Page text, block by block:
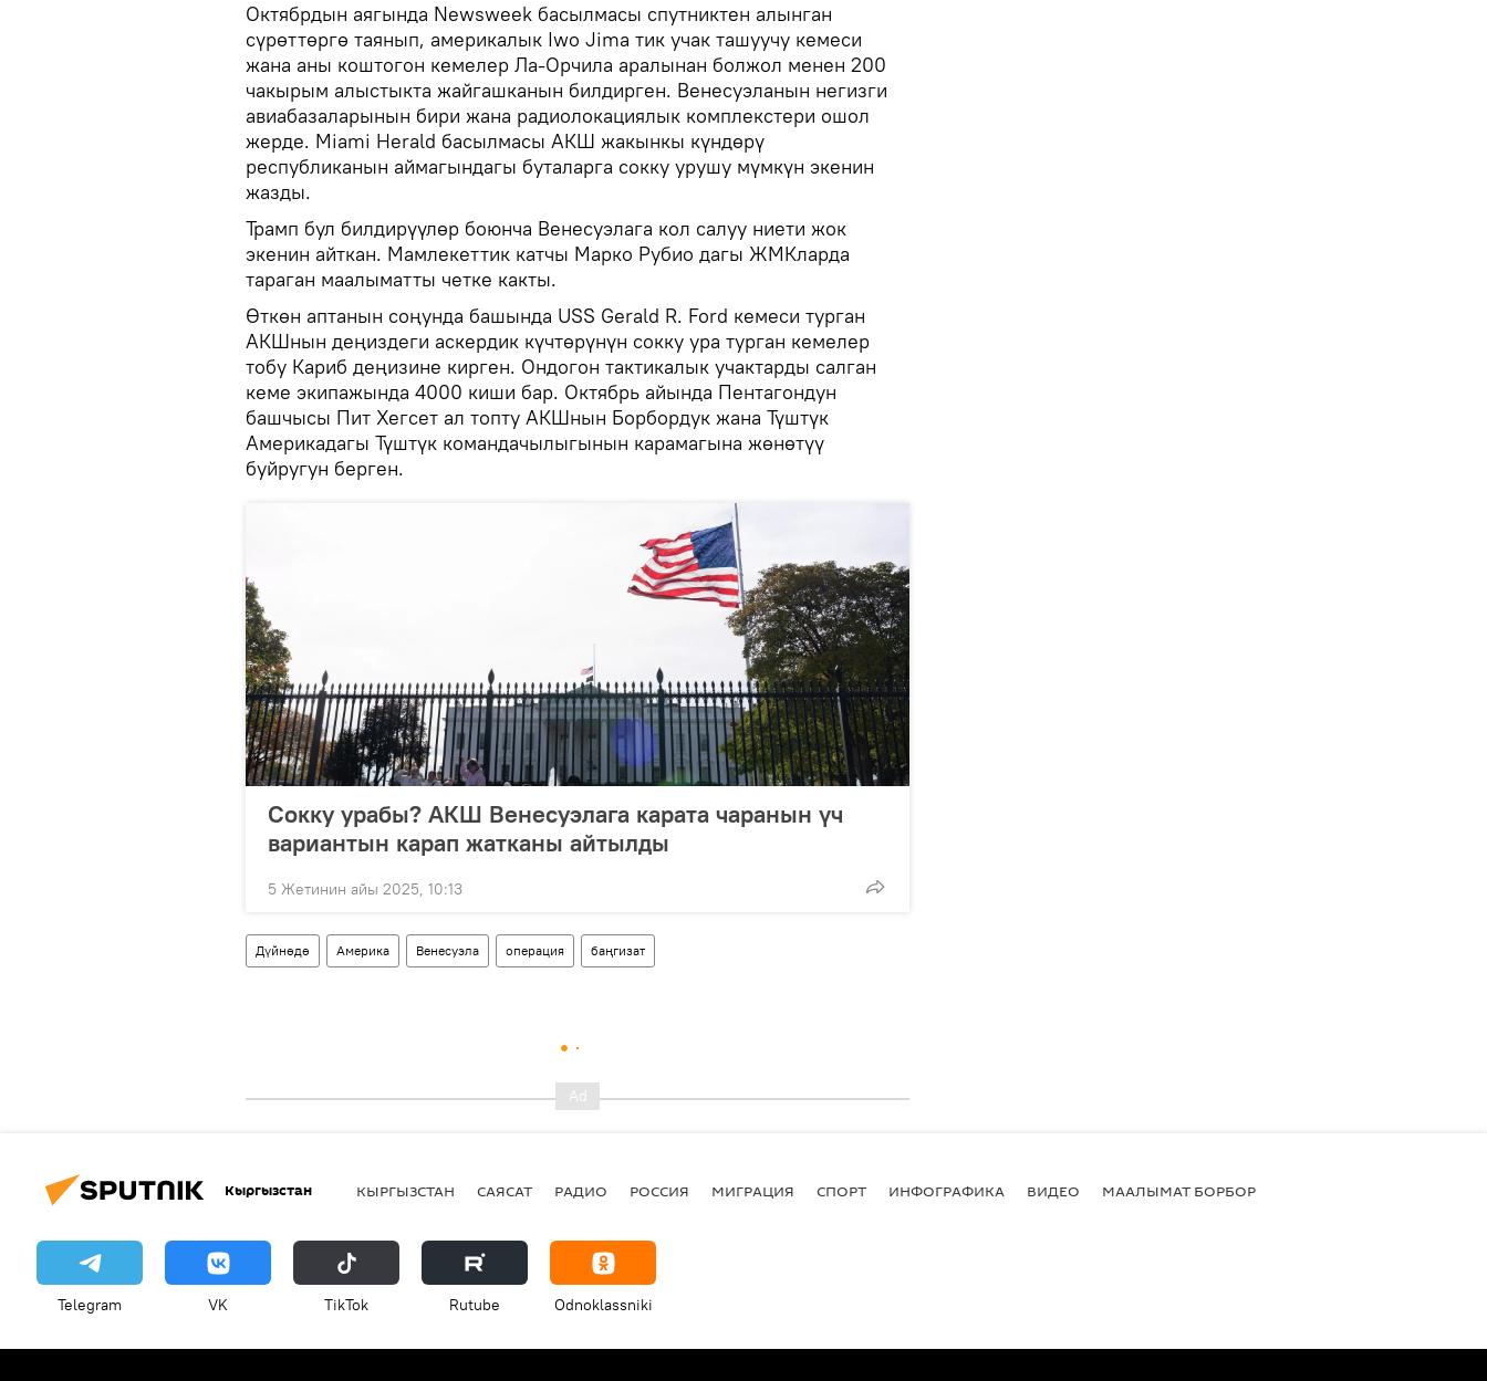
Октябрдын аягында Newsweek басылмасы спутниктен алынган
сүрөттөргө таянып, америкалык Iwo Jima тик учак ташуучу кемеси
жана аны коштогон кемелер Ла-Орчила аралынан болжол менен 200
чакырым алыстыкта жайгашканын билдирген. Венесуэланын негизги
авиабазаларынын бири жана радиолокациялык комплекстери ошол
жерде. Miami Herald басылмасы АКШ жакынкы күндөрү
республиканын аймагындагы буталарга сокку урушу мүмкүн экенин
жазды.
Трамп бул билдирүүлөр боюнча Венесуэлага кол салуу ниети жок
экенин айткан. Мамлекеттик катчы Марко Рубио дагы ЖМКларда
тараган маалыматты четке какты.
Өткөн аптанын соңунда башында USS Gerald R. Ford кемеси турган
АКШнын деңиздеги аскердик күчтөрүнүн сокку ура турган кемелер
тобу Кариб деңизине кирген. Ондогон тактикалык учактарды салган
кеме экипажында 4000 киши бар. Октябрь айында Пентагондун
башчысы Пит Хегсет ал топту АКШнын Борбордук жана Түштүк
Америкадагы Түштүк командачылыгынын карамагына жөнөтүү
буйругун берген.
Сокку урабы? АКШ Венесуэлага карата чаранын үч
вариантын карап жатканы айтылды
5 Жетинин айы 2025, 10:13
Дүйнөдө Америка Венесуэла операция баңгизат
Кыргызстан КЫРГЫЗСТАН САЯСАТ РАДИО РОССИЯ МИГРАЦИЯ СПОРТ ИНФОГРАФИКА ВИДЕО МААЛЫМАТ БОРБОР
Telegram VK ТikТоk Rutube Odnoklassniki